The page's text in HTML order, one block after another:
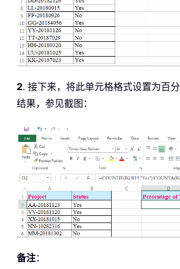
2. 接下来，将此单元格格式设置为百
结果，参见截图：
备注：